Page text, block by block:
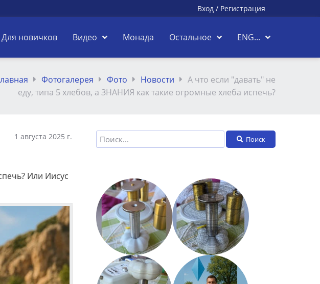
Вход / Регистрация
Для новичков Видео Монада Остальное ENG...
Фотогалерея Фото Новости
А что если "давать" не
еду, типа 5 хлебов, а ЗНАНИЯ как такие огромные хлеба испечь?
1 августа 2025 г.
Или Иисус
Поиск